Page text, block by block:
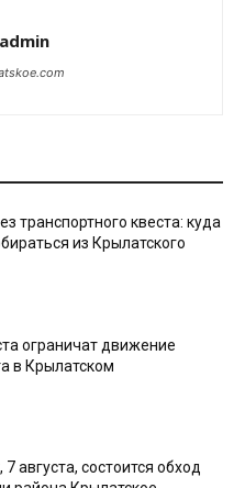
транспортного квеста: куда
из Крылатского
ограничат движение
в Крылатском
7 августа, состоится обход